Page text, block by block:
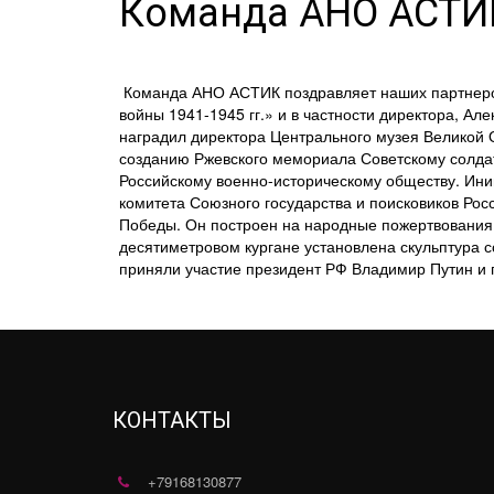
Команда АНО
Команда АНО АСТИК поздравляет наших
войны 1941-1945 гг.» и в частности директора,
наградил директора Центрального музея
созданию Ржевского мемориала Советскому
Российскому военно-историческому обществу.
комитета Союзного государства и поисковиков
Победы. Он построен на народные
десятиметровом кургане установлена
приняли участие президент РФ Владимир Путин
КОНТАКТЫ
+79168130877